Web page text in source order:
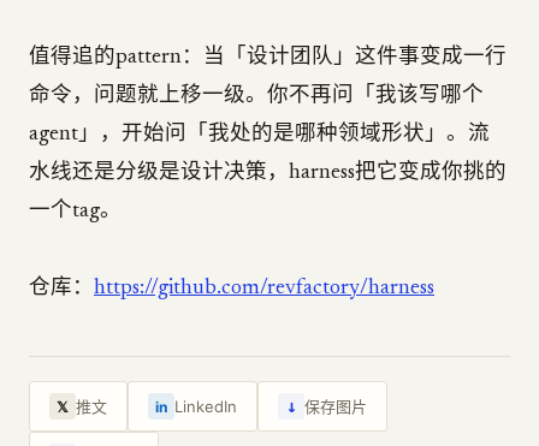
值得追的pattern：当「设计团队」这件事变成一行
命令，问题就上移一级。你不再问「我该写哪个
agent」，开始问「我处的是哪种领域形状」。流
水线还是分级是设计决策，harness把它变成你挑的
一个tag。
仓库： https://github.com/revfactory/harness
𝕏 推文 in LinkedIn ↓ 保存图片